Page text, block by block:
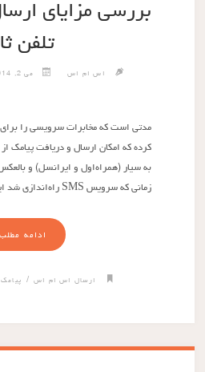
بررسی مزایای
تلفن
اس ام اس می 2, 2014
مدتی است که مخابرات سرویسی را برای
کرده که امکان ارسال و دریافت پیامک از
به سیار (همراه‌اول و ایرانسل) و بالعکس
زمانی که سرویس SMS راه‌اندازی شد این باور در ذهن همه مردم …
ادامه مطلب
ارسال اس ام اس/ پیامک/